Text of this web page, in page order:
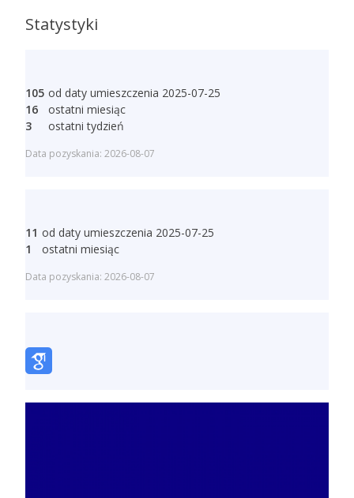
Statystyki
105 od daty umieszczenia 2025-07-25
16
ostatni miesiąc
3
ostatni tydzień
Data pozyskania: 2026-08-07
11 od daty umieszczenia 2025-07-25
1
ostatni miesiąc
Data pozyskania: 2026-08-07